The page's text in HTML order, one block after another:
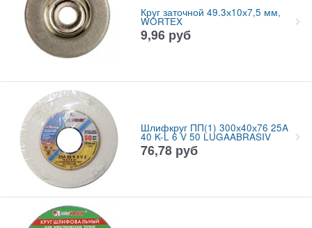
Круг заточной 49.3х10х7,5 мм,
WORTEX
9,96 руб
Шлифкруг ПП(1) 300х40х76 25A
40 K-L 6 V 50 LUGAABRASIV
76,78 руб